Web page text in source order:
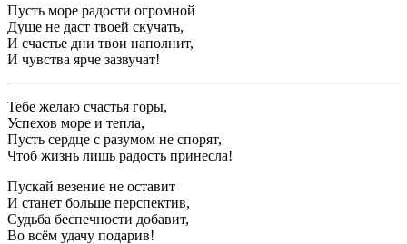
Пусть море радости огромной
Душе не даст твоей скучать,
И счастье дни твои наполнит,
И чувства ярче зазвучат!
Тебе желаю счастья горы,
Успехов море и тепла,
Пусть сердце с разумом не спорят,
Чтоб жизнь лишь радость принесла!
Пускай везение не оставит
И станет больше перспектив,
Судьба беспечности добавит,
Во всём удачу подарив!